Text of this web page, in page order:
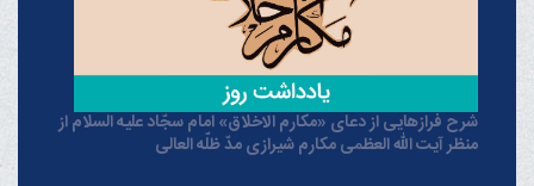
شرح فرازهایی از دعای «مکارم الاخلاق» امام سجّاد علیه السلام از
منظر آیت الله العظمی مکارم شیرازی مدّ ظلّه العالی